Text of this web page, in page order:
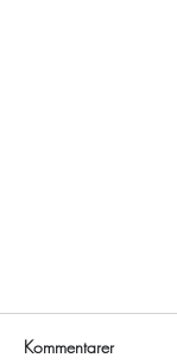
Kommentarer